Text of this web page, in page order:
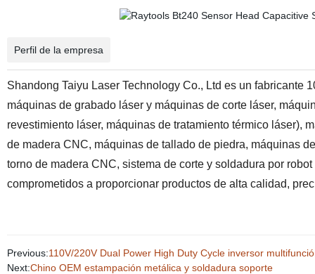
Perfil de la empresa
Shandong Taiyu Laser Technology Co., Ltd es un fabricante
máquinas de grabado láser y máquinas de corte láser,
revestimiento láser, máquinas de tratamiento térmico láser),
de madera CNC, máquinas de tallado de piedra, máquinas
torno de madera CNC, sistema de corte y soldadura por
comprometidos a proporcionar productos de alta calidad,
Previous:110V/220V Dual Power High Duty Cycle inversor
Next:Chino OEM estampación metálica y soldadura soporte